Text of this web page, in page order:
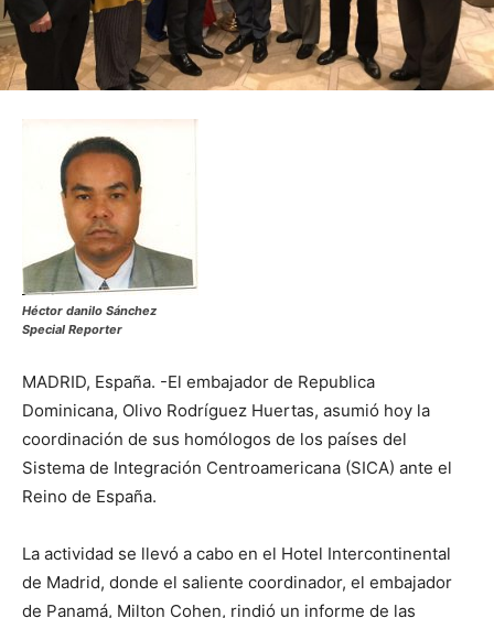
Héctor danilo Sánchez
Special Reporter
MADRID, España. -El embajador de Republica
Dominicana, Olivo Rodríguez Huertas, asumió hoy la
coordinación de sus homólogos de los países del
Sistema de Integración Centroamericana (SICA) ante el
Reino de España.
La actividad se llevó a cabo en el Hotel Intercontinental
de Madrid, donde el saliente coordinador, el embajador
de Panamá, Milton Cohen, rindió un informe de las